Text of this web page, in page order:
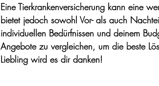
Eine Tierkrankenversicherung kann eine
bietet jedoch sowohl Vor- als auch
individuellen Bedürfnissen und deinem
Angebote zu vergleichen, um die beste
Liebling wird es dir danken!